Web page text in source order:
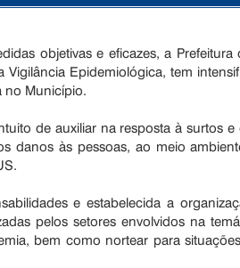
objetivas e eficazes, a Prefeitura
Epidemiológica, tem
no Município.
de auxiliar na resposta à surtos e
danos às pessoas, ao meio
e estabelecida a
pelos setores envolvidos na
bem como nortear para